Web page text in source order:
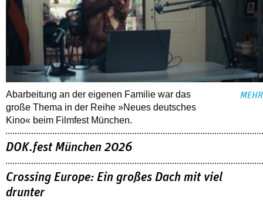
Abarbeitung an der eigenen Familie war das
große Thema in der Reihe »Neues deutsches
Kino« beim Filmfest München.
MEHR
DOK.fest München 2026
Crossing Europe: Ein großes Dach mit viel
drunter